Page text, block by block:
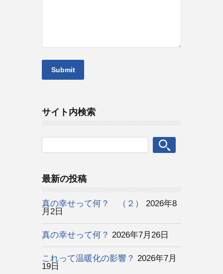
サイト内検索
最新の投稿
真の幸せって何？ （２）
2026年8
月2日
真の幸せって何？ 2026年7月26日
これって温暖化の影響？ 2026年7月
19日